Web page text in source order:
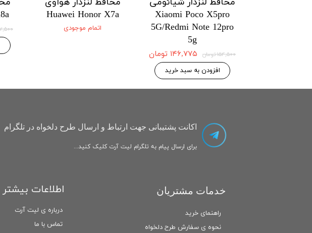
۱۲۷,۵۰۰
Huawei Honor X7a
اتمام موجودی
Xiaomi Poco X5pro
5G/Redmi Note 12pro
5g
۱۵۴,۵۰۰ تومان ۱۴۶,۷۷۵ تومان
افزودن به سبد خرید
راهنمای خرید
نحوه ی سفارش طرح دلخواه
خدمات مشتریان
اکانت پشتیبانی جهت ارتباط و ارسال طرح دلخواه در تلگرام
برای ارسال پیام به تلگرام لیت آرت کلیک کنید...
اطلاعات بیشتر
درباره ی لیت آرت
تماس با ما